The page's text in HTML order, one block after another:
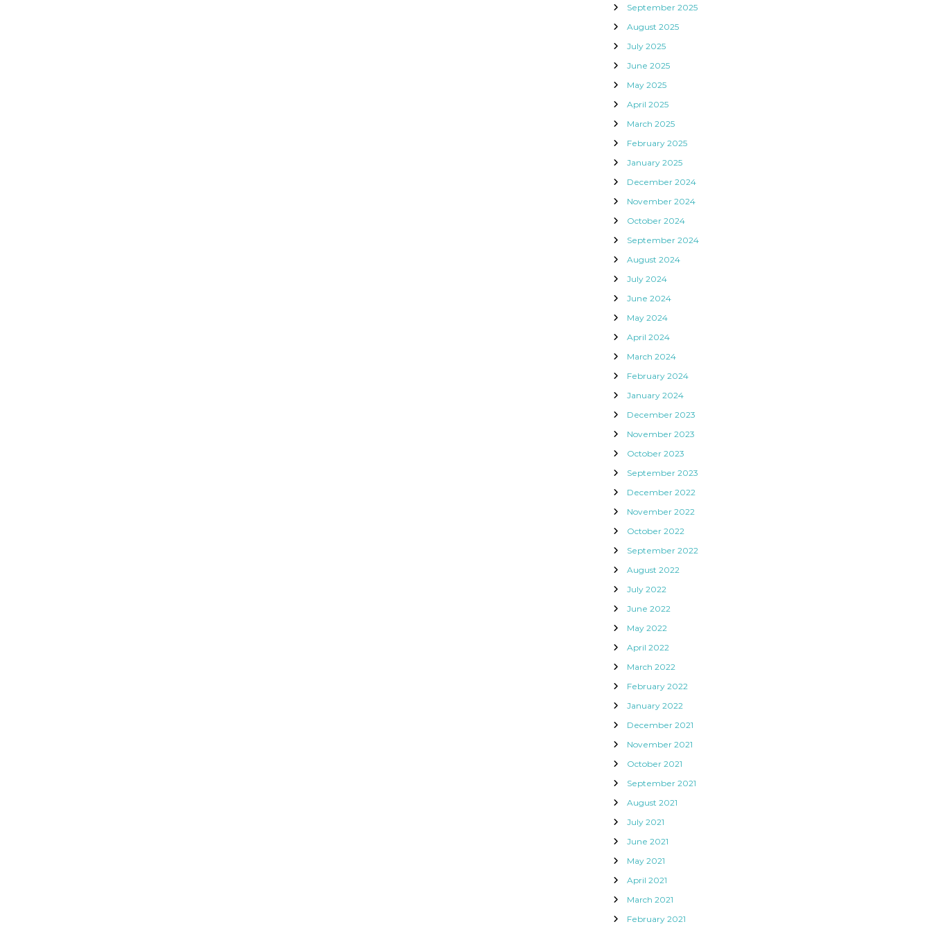
September 2025
August 2025
July 2025
June 2025
May 2025
April 2025
March 2025
February 2025
January 2025
December 2024
November 2024
October 2024
September 2024
August 2024
July 2024
June 2024
May 2024
April 2024
March 2024
February 2024
January 2024
December 2023
November 2023
October 2023
September 2023
December 2022
November 2022
October 2022
September 2022
August 2022
July 2022
June 2022
May 2022
April 2022
March 2022
February 2022
January 2022
December 2021
November 2021
October 2021
September 2021
August 2021
July 2021
June 2021
May 2021
April 2021
March 2021
February 2021